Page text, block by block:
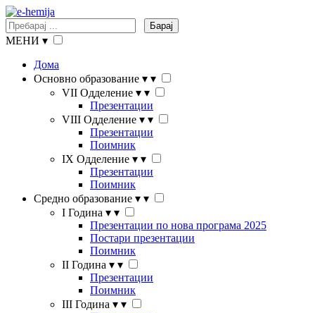
Барај
МЕНИ ▾
Дома
Основно образование ▾ ▾
VII Одделение ▾ ▾
Презентации
VIII Одделение ▾ ▾
Презентации
Поимник
IX Одделение ▾ ▾
Презентации
Поимник
Средно образование ▾ ▾
I Година ▾ ▾
Презентации по нова програма 2025
Постари презентации
Поимник
II Година ▾ ▾
Презентации
Поимник
III Година ▾ ▾